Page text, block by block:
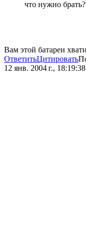
что нужно брать?
Вам этой батареи
ОтветитьЦитировать
12 янв. 2004 г., 18:19:38